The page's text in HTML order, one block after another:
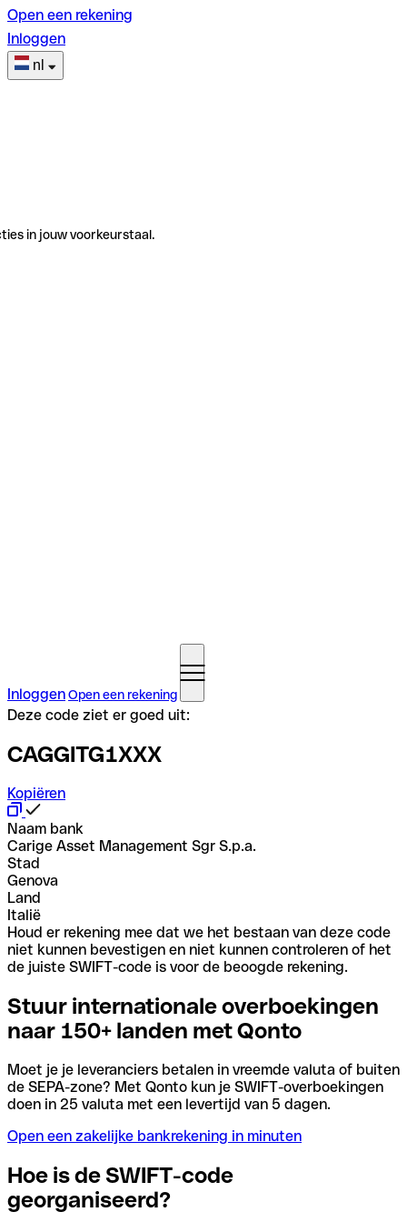
Open een rekening
Inloggen
nl
in jouw voorkeurstaal.
InloggenOpen een rekening
Deze code ziet er goed uit:
CAGGITG1XXX
Kopiëren
Naam bank
Carige Asset Management Sgr S.p.a.
Stad
Genova
Land
Italië
Houd er rekening mee dat we het bestaan van deze code
niet kunnen bevestigen en niet kunnen controleren of het
de juiste SWIFT-code is voor de beoogde rekening.
Stuur internationale overboekingen
naar 150+ landen met Qonto
Moet je je leveranciers betalen in vreemde valuta of buiten
de SEPA-zone? Met Qonto kun je SWIFT-overboekingen
doen in 25 valuta met een levertijd van 5 dagen.
Open een zakelijke bankrekening in minuten
Hoe is de SWIFT-code
georganiseerd?